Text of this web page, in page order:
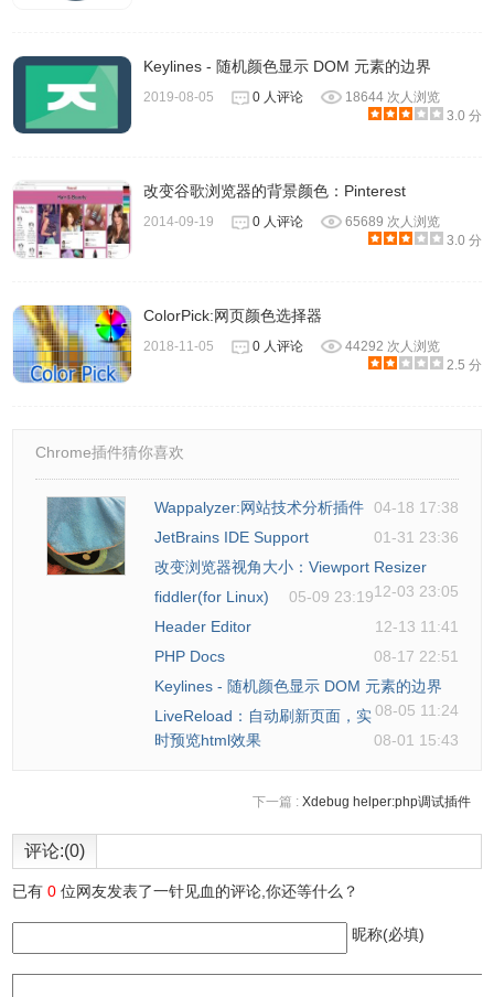
里，使用者可以将颜色进行渐变，而且还能生成对应的能够
兼容所有浏览器的css代码。
7、Webpage Dom color analyzer… 这个功能其实就是分析
并计算当前整个网页中所有用到的颜色及颜色代码值的集
合，结果会出现在当前网页底部的控制台中。这个功能很直
观的观察整个网页的颜色布局，对于如何配色提供参考。当
鼠标移动到颜色块上时，对应的使用该颜色的元素在当前网
页中会被虚线框动态的标识出来，很清楚的看到网页中哪些
元素用到了整个颜色。
ColorZilla Chrome插件联系方式
内容由 http://colorzilla.com/chrome/提供
Keylines - 随机颜色显示 DOM 元素的边界
2019-08-05 0 人评论
18644 次人浏览
3.0 分
改变谷歌浏览器的背景颜色：Pinterest
2014-09-19 0 人评论
65689 次人浏览
3.0 分
ColorPick:网页颜色选择器
2018-11-05 0 人评论
44292 次人浏览
2.5 分
Chrome插件猜你喜欢
Wappalyzer:网站技术分析插件 04-18 17:38
JetBrains IDE Support
01-31 23:36
改变浏览器视角大小：Viewport Resizer
12-03 23:05
fiddler(for Linux)
05-09 23:19
Header Editor
12-13 11:41
PHP Docs
08-17 22:51
Keylines - 随机颜色显示 DOM 元素的边界
08-05 11:24
LiveReload：自动刷新页面，实
时预览html效果
08-01 15:43
下一篇 : Xdebug helper:php调试插件
评论:(0)
已有0 位网友发表了一针见血的评论,你还等什么？
昵称(必填)